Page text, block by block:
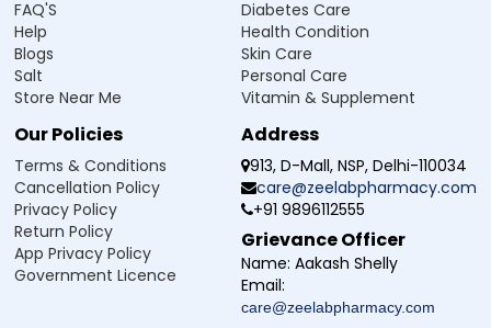
Review
Good
5 on Dec 12, 2024
Review
FAQ'S
Help
Blogs
Salt
Store Near Me
Diabetes Care
Health Condition
Skin Care
Personal Care
Vitamin & Supplement
Our Policies
Terms & Conditions
Cancellation Policy
Privacy Policy
Return Policy
App Privacy Policy
Government Licence
Address
913, D-Mall, NSP, Delhi-110034
care@zeelabpharmacy.com
+91 9896112555
Grievance Officer
Name: Aakash Shelly
Email:
care@zeelabpharmacy.com